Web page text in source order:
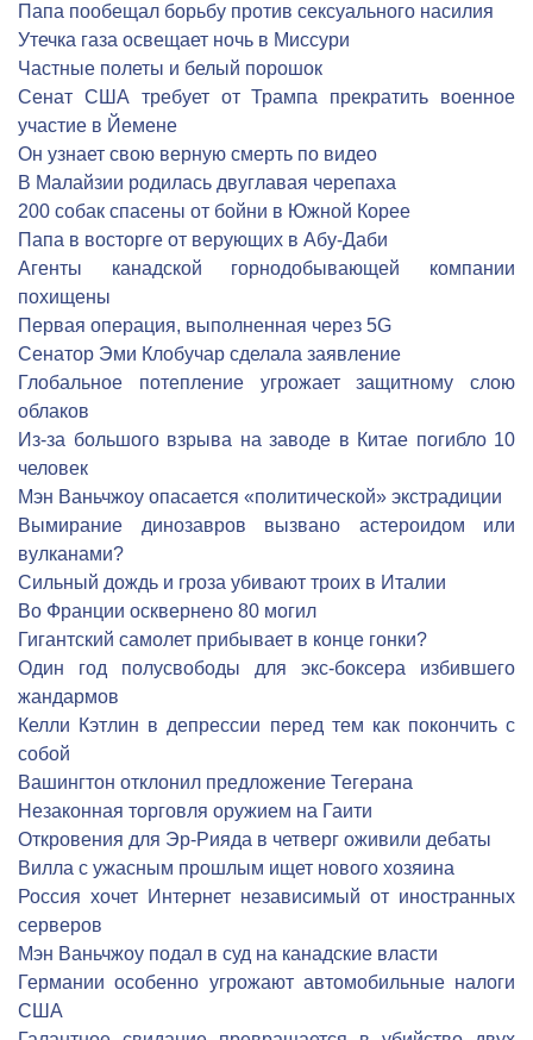
Папа пообещал борьбу против сексуального насилия
Утечка газа освещает ночь в Миссури
Частные полеты и белый порошок
Сенат США требует от Трампа прекратить военное
участие в Йемене
Он узнает свою верную смерть по видео
В Малайзии родилась двуглавая черепаха
200 собак спасены от бойни в Южной Корее
Папа в восторге от верующих в Абу-Даби
Агенты канадской горнодобывающей компании
похищены
Первая операция, выполненная через 5G
Сенатор Эми Клобучар сделала заявление
Глобальное потепление угрожает защитному слою
облаков
Из-за большого взрыва на заводе в Китае погибло 10
человек
Мэн Ваньчжоу опасается «политической» экстрадиции
Вымирание динозавров вызвано астероидом или
вулканами?
Сильный дождь и гроза убивают троих в Италии
Во Франции осквернено 80 могил
Гигантский самолет прибывает в конце гонки?
Один год полусвободы для экс-боксера избившего
жандармов
Келли Кэтлин в депрессии перед тем как покончить с
собой
Вашингтон отклонил предложение Тегерана
Незаконная торговля оружием на Гаити
Откровения для Эр-Рияда в четверг оживили дебаты
Вилла с ужасным прошлым ищет нового хозяина
Россия хочет Интернет независимый от иностранных
серверов
Мэн Ваньчжоу подал в суд на канадские власти
Германии особенно угрожают автомобильные налоги
США